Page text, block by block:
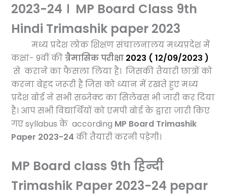
2023-24 । MP Board Class 9th
Hindi Trimashik paper 2023
मध्य प्रदेश लोक शिक्षण संचालनालय मध्यप्रदेश में
कक्षा- 9वींकीत्रैमासिक परीक्षा 2023 ( 12/09/2023 )
से कराने का फैसला लिया है। जिसकी तैयारी छात्रों को
करना बेहद जरूरी है जिस को ध्यान में रखते हुए मध्य
प्रदेश बोर्ड ने सभी सब्जेक्ट का सिलेबस भी जारी कर दिया
है। आप सभी विद्यार्थियों को एमपी बोर्ड के द्वारा जारी किए
गए syllabus के according MP Board Trimashik
Paper 2023-24की तैयारी करनी पड़ेगी।
MP Board class 9th हिन्दी
Trimashik Paper 2023-24 pepar